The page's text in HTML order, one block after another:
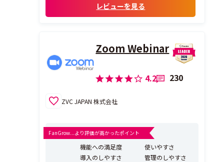
レビューを見る
Zoom Webinar
4.2 230
ZVC JAPAN 株式会社
FanGrow...より評価が高かったポイント
機能への満足度
使いやすさ
導入のしやすさ
管理のしやすさ